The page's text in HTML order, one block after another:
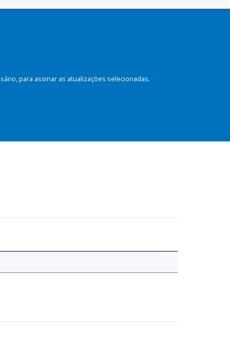
para assinar as atualizações selecionadas.